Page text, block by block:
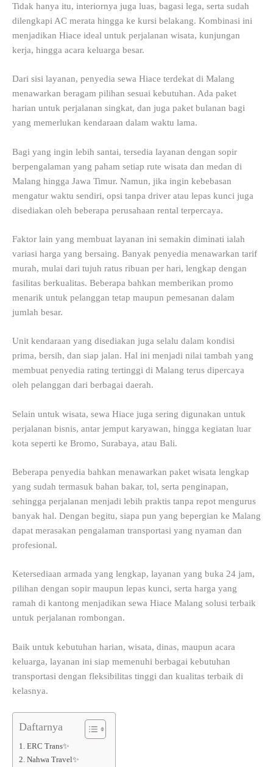
Tidak hanya itu, interiornya juga luas, bagasi lega, serta sudah
dilengkapi AC merata hingga ke kursi belakang. Kombinasi ini
menjadikan Hiace ideal untuk perjalanan wisata, kunjungan
kerja, hingga acara keluarga besar.
Dari sisi layanan, penyedia sewa Hiace terdekat di Malang
menawarkan beragam pilihan sesuai kebutuhan. Ada paket
harian untuk perjalanan singkat, dan juga paket bulanan bagi
yang memerlukan kendaraan dalam waktu lama.
Bagi yang ingin lebih santai, tersedia layanan dengan sopir
berpengalaman yang paham setiap rute wisata dan medan di
Malang hingga Jawa Timur. Namun, jika ingin kebebasan
mengatur waktu sendiri, opsi tanpa driver atau lepas kunci juga
disediakan oleh beberapa perusahaan rental terpercaya.
Faktor lain yang membuat layanan ini semakin diminati ialah
variasi harga yang bersaing. Banyak penyedia menawarkan tarif
murah, mulai dari tujuh ratus ribuan per hari, lengkap dengan
fasilitas berkualitas. Beberapa bahkan memberikan promo
menarik untuk pelanggan tetap maupun pemesanan dalam
jumlah besar.
Unit kendaraan yang disediakan juga selalu dalam kondisi
prima, bersih, dan siap jalan. Hal ini menjadi nilai tambah yang
membuat penyedia rating tertinggi di Malang terus dipercaya
oleh pelanggan dari berbagai daerah.
Selain untuk wisata, sewa Hiace juga sering digunakan untuk
perjalanan bisnis, antar jemput karyawan, hingga kegiatan luar
kota seperti ke Bromo, Surabaya, atau Bali.
Beberapa penyedia bahkan menawarkan paket wisata lengkap
yang sudah termasuk bahan bakar, tol, serta penginapan,
sehingga perjalanan menjadi lebih praktis tanpa repot mengurus
banyak hal. Dengan begitu, siapa pun yang bepergian ke Malang
dapat merasakan pengalaman transportasi yang nyaman dan
profesional.
Ketersediaan armada yang lengkap, layanan yang buka 24 jam,
pilihan dengan sopir maupun lepas kunci, serta harga yang
ramah di kantong menjadikan sewa Hiace Malang solusi terbaik
untuk perjalanan rombongan.
Baik untuk kebutuhan harian, wisata, dinas, maupun acara
keluarga, layanan ini siap memenuhi berbagai kebutuhan
transportasi dengan fleksibilitas tinggi dan kualitas terbaik di
kelasnya.
Daftarnya
1. ERC Trans✨
2. Nahwa Travel✨